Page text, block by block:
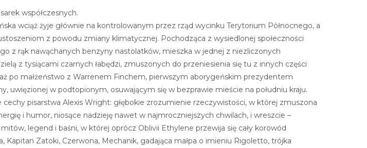
współczesnych.
wciąż żyje głównie na kontrolowanym przez rząd wycinku Terytorium Północnego, a
z powodu zmiany klimatycznej. Pochodząca z wysiedlonej społeczności
z rąk nawąchanych benzyny nastolatków, mieszka w jednej z niezliczonych
z tysiącami czarnych łabędzi, zmuszonych do przeniesienia się tu z innych części
po małżeństwo z Warrenem Finchem, pierwszym aborygeńskim prezydentem
uwięzionej w podtopionym, osuwającym się w bezprawie mieście na południu kraju.
cechy pisarstwa Alexis Wright: głębokie zrozumienie rzeczywistości, w której zmuszona
i humor, niosące nadzieję nawet w najmroczniejszych chwilach, i wreszcie –
legend i baśni, w której oprócz Oblivii Ethylene przewija się cały korowód
Kapitan Zatoki, Czerwona, Mechanik, gadająca małpa o imieniu Rigoletto, trójka